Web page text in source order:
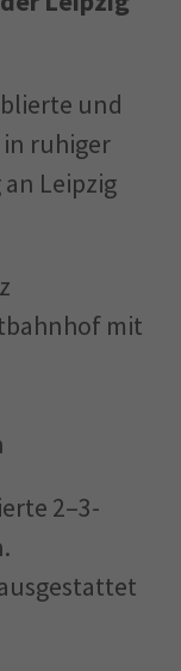
und
ruhiger
Leipzig
mit
2–3-